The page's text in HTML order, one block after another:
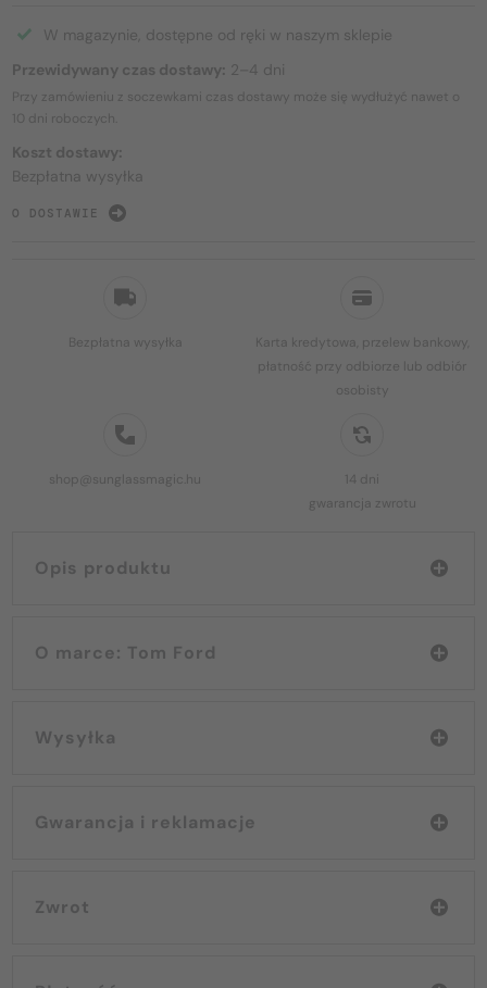
Bezpłatna wysyłka
Karta kredytowa, przelew bankowy,
płatność przy odbiorze lub odbiór
osobisty
shop@sunglassmagic.hu
14 dni
gwarancja zwrotu
Opis produktu
O marce: Tom Ford
Wysyłka
Gwarancja i reklamacje
Zwrot
W magazynie, dostępne od ręki w naszym sklepie
Przewidywany czas dostawy: 2–4 dni
Przy zamówieniu z soczewkami czas dostawy może się wydłużyć nawet o
10 dni roboczych.
Koszt dostawy:
Bezpłatna wysyłka
O DOSTAWIE